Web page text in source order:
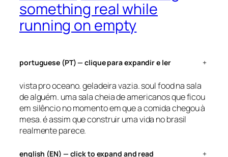
something real while
running on empty
portuguese (PT) — clique para expandir e ler +
vista pro oceano. geladeira vazia. soul food na sala
de alguém. uma sala cheia de americanos que ficou
em silêncio no momento em que a comida chegou à
mesa. é assim que construir uma vida no brasil
realmente parece.
english (EN) — click to expand and read +